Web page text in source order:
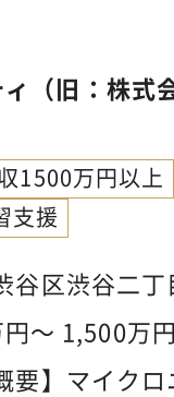
（旧：株式
1500万円以上
支援
谷区渋谷二
クエア1,000万円～ 1,500万
要】マイク